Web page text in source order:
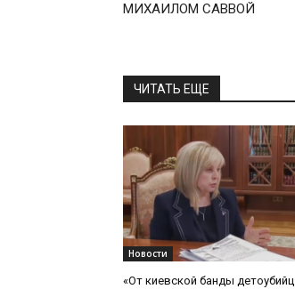
МИХАИЛОМ САВВОЙ
ЧИТАТЬ ЕЩЕ
Новости
«От киевской банды детоубийц